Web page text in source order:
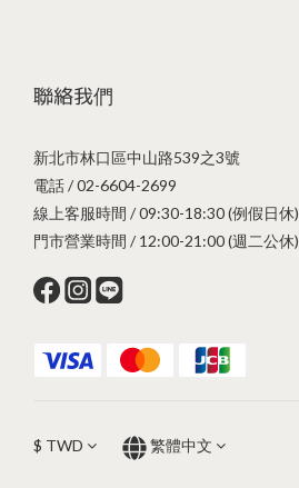
聯絡我們
新北市林口區中山路539之3號
電話 / 02-6604-2699
線上客服時間 / 09:30-18:30 (例假日休)
門市營業時間 / 12:00-21:00 (週二公休)
$ TWD 繁體中文